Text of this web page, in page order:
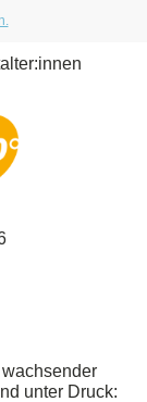
unter Druck: